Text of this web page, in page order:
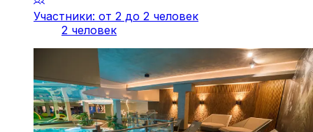
Участники: от 2 до 2 человек
2 человек